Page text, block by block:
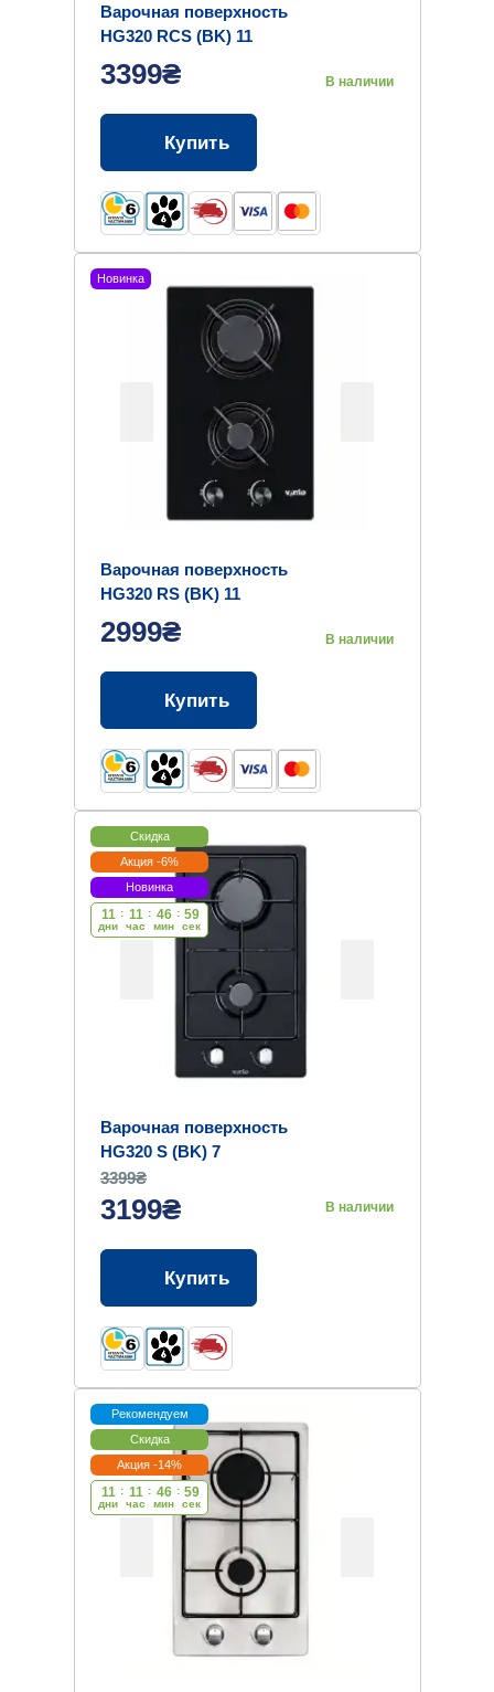
Варочная поверхность
HG320 RCS (BK) 11
3399₴ В наличии
Купить
Новинка
Варочная поверхность
HG320 RS (BK) 11
2999₴ В наличии
Купить
Скидка
Акция -6%
Новинка
11
дни
: 11
час
: 46
мин
: 58
cек
Варочная поверхность
HG320 S (BK) 7
3399₴
3199₴ В наличии
Купить
Рекомендуем
Скидка
Акция -14%
11
дни
: 11
час
: 46
мин
: 58
cек